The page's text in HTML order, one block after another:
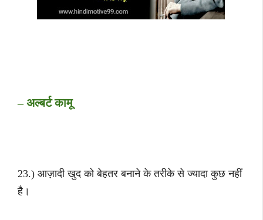
– अल्बर्ट कामू
23.) आज़ादी खुद को बेहतर बनाने के तरीके से ज्यादा कुछ नहीं
है।